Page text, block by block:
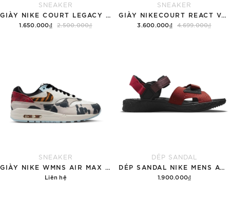
SNEAKER
1.650.000₫ 2.500.000₫
SNEAKER
3.600.000₫ 4.699.000₫
SNEAKER
Liên hệ
DÉP SANDAL
1.900.000₫